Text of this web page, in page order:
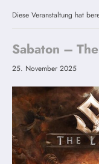
Diese Veranstaltung hat
Sabaton –
25. November 2025